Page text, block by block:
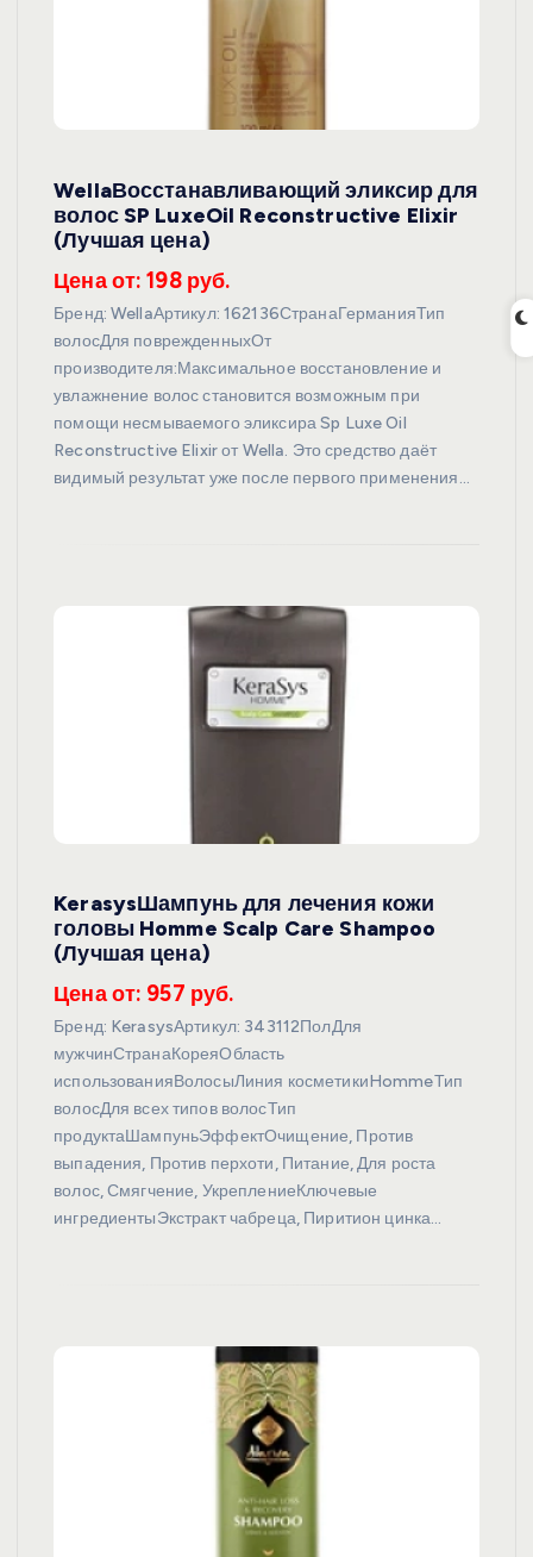
WellaВосстанавливающий эликсир для
волос SP LuxeOil Reconstructive Elixir
(Лучшая цена)
Цена от: 198 руб.
Бренд: WellaАртикул: 162136СтранаГерманияТип
волосДля поврежденныхОт
производителя:Максимальное восстановление и
увлажнение волос становится возможным при
помощи несмываемого эликсира Sp Luxe Oil
Reconstructive Elixir от Wella. Это средство даёт
видимый результат уже после первого применения…
KerasysШампунь для лечения кожи
головы Homme Scalp Care Shampoo
(Лучшая цена)
Цена от: 957 руб.
Бренд: KerasysАртикул: 343112ПолДля
мужчинСтранаКореяОбласть
использованияВолосыЛиния косметикиHommeТип
волосДля всех типов волосТип
продуктаШампуньЭффектОчищение, Против
выпадения, Против перхоти, Питание, Для роста
волос, Смягчение, УкреплениеКлючевые
ингредиентыЭкстракт чабреца, Пиритион цинка…